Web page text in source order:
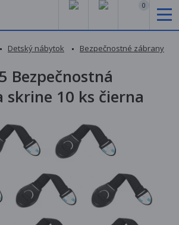
0
Detský nábytok Bezpečnostné zábrany
Bezpečnostná
skrine 10 ks čierna